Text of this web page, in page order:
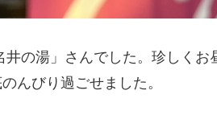
の湯」さんでした。珍しく
んびり過ごせました。